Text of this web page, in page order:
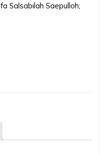
Salsabilah Saepulloh;